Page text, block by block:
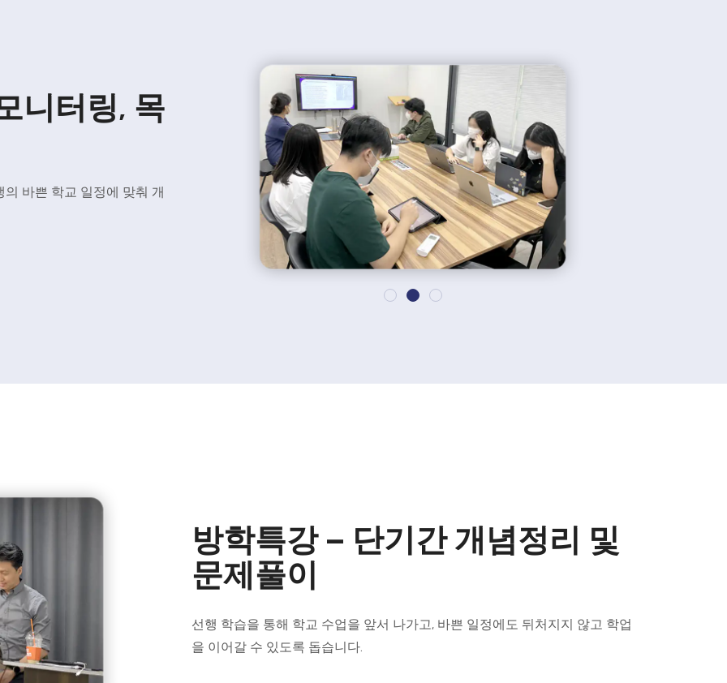
니터링, 목
바쁜 학교 일정에 맞춰 개
방학특강 – 단기간 개념정리 및
문제풀이
선행 학습을 통해 학교 수업을 앞서 나가고, 바쁜 일정에도 뒤처지지 않고 학업
을 이어갈 수 있도록 돕습니다.